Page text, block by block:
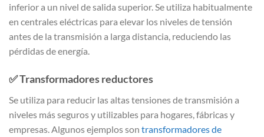
inferior a un nivel de salida superior. Se utiliza habitualmente
en centrales eléctricas para elevar los niveles de tensión
antes de la transmisión a larga distancia, reduciendo las
pérdidas de energía.
✅Transformadores reductores
Se utiliza para reducir las altas tensiones de transmisión a
niveles más seguros y utilizables para hogares, fábricas y
empresas. Algunos ejemplos son transformadores de